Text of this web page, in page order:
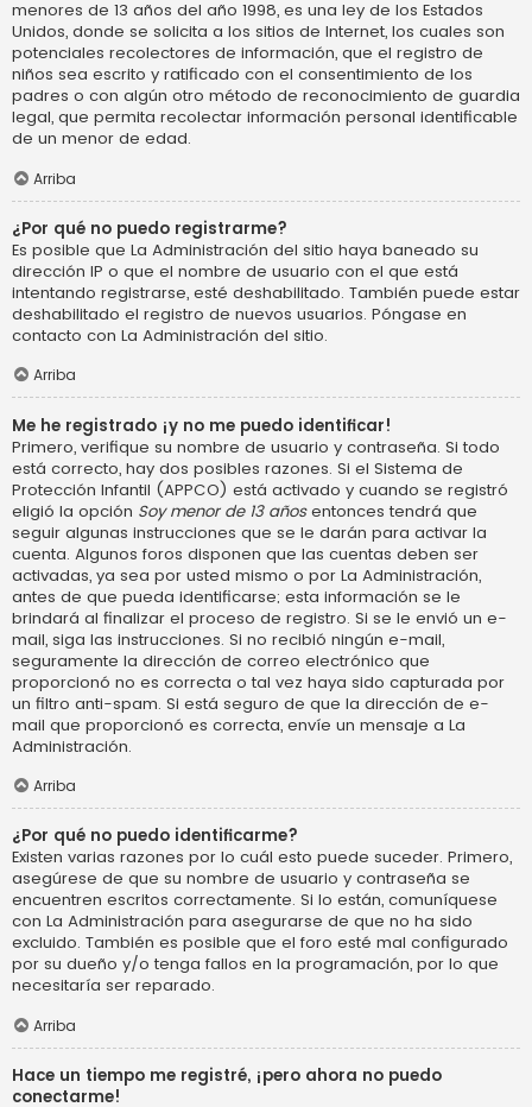
menores de 13 años del año 1998, es una ley de los Estados
Unidos, donde se solicita a los sitios de Internet, los cuales son
potenciales recolectores de información, que el registro de
niños sea escrito y ratificado con el consentimiento de los
padres o con algún otro método de reconocimiento de guardia
legal, que permita recolectar información personal identificable
de un menor de edad.
Arriba
¿Por qué no puedo registrarme?
Es posible que La Administración del sitio haya baneado su
dirección IP o que el nombre de usuario con el que está
intentando registrarse, esté deshabilitado. También puede estar
deshabilitado el registro de nuevos usuarios. Póngase en
contacto con La Administración del sitio.
Arriba
Me he registrado ¡y no me puedo identificar!
Primero, verifique su nombre de usuario y contraseña. Si todo
está correcto, hay dos posibles razones. Si el Sistema de
Protección Infantil (APPCO) está activado y cuando se registró
eligió la opción Soy menor de 13 añosentonces tendrá que
seguir algunas instrucciones que se le darán para activar la
cuenta. Algunos foros disponen que las cuentas deben ser
activadas, ya sea por usted mismo o por La Administración,
antes de que pueda identificarse; esta información se le
brindará al finalizar el proceso de registro. Si se le envió un e-
mail, siga las instrucciones. Si no recibió ningún e-mail,
seguramente la dirección de correo electrónico que
proporcionó no es correcta o tal vez haya sido capturada por
un filtro anti-spam. Si está seguro de que la dirección de e-
mail que proporcionó es correcta, envíe un mensaje a La
Administración.
Arriba
¿Por qué no puedo identificarme?
Existen varias razones por lo cuál esto puede suceder. Primero,
asegúrese de que su nombre de usuario y contraseña se
encuentren escritos correctamente. Si lo están, comuníquese
con La Administración para asegurarse de que no ha sido
excluido. También es posible que el foro esté mal configurado
por su dueño y/o tenga fallos en la programación, por lo que
necesitaría ser reparado.
Arriba
Hace un tiempo me registré, ¡pero ahora no puedo
conectarme!